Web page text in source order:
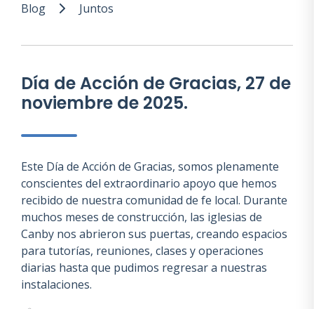
Blog Juntos
Día de Acción de Gracias, 27 de
noviembre de 2025.
Este Día de Acción de Gracias, somos plenamente
conscientes del extraordinario apoyo que hemos
recibido de nuestra comunidad de fe local. Durante
muchos meses de construcción, las iglesias de
Canby nos abrieron sus puertas, creando espacios
para tutorías, reuniones, clases y operaciones
diarias hasta que pudimos regresar a nuestras
instalaciones.